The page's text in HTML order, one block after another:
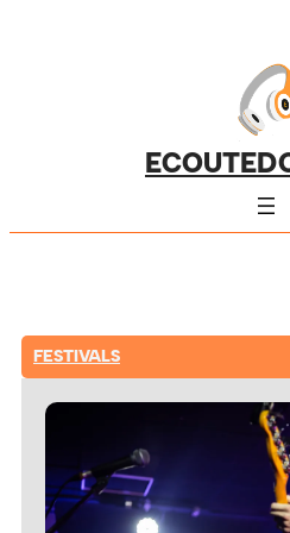
FESTIVALS